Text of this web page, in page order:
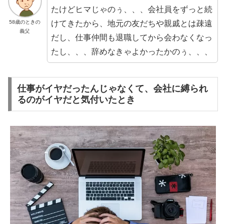
58歳のときの
義父
たけどヒマじゃのぅ、、、会社員をずっと続
けてきたから、地元の友だちや親戚とは疎遠
だし、仕事仲間も退職してから会わなくなっ
たし、、、辞めなきゃよかったかのぅ、、、
仕事がイヤだったんじゃなくて、会社に縛られ
るのがイヤだと気付いたとき